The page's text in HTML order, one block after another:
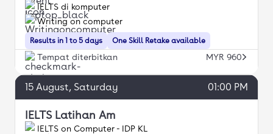
Results in 1 to 5 days
IELTS di komputer
Writing on computer
One Skill Retake available
Tempat diterbitkan MYR 960
15 August, Saturday 01:00 PM
IELTS Latihan Am
IELTS on Computer - IDP KL